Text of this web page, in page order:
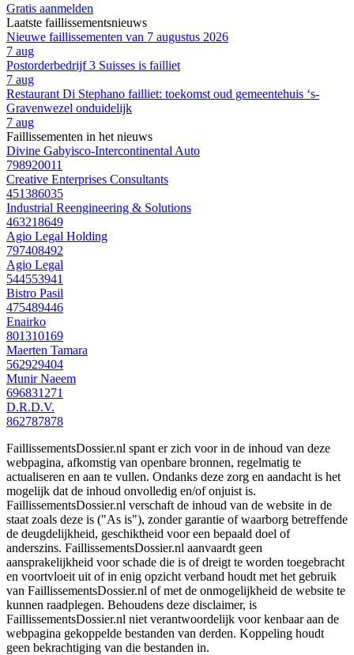
Gratis aanmelden
Laatste faillissementsnieuws
Nieuwe faillissementen van 7 augustus 2026
7 aug
Postorderbedrijf 3 Suisses is failliet
7 aug
Restaurant Di Stephano failliet: toekomst oud gemeentehuis ‘s-
Gravenwezel onduidelijk
7 aug
Faillissementen in het nieuws
Divine Gabyisco-Intercontinental Auto
798920011
Creative Enterprises Consultants
451386035
Industrial Reengineering & Solutions
463218649
Agio Legal Holding
797408492
Agio Legal
544553941
Bistro Pasil
475489446
Enairko
801310169
Maerten Tamara
562929404
Munir Naeem
696831271
D.R.D.V.
862787878
FaillissementsDossier.nl spant er zich voor in de inhoud van deze
webpagina, afkomstig van openbare bronnen, regelmatig te
actualiseren en aan te vullen. Ondanks deze zorg en aandacht is het
mogelijk dat de inhoud onvolledig en/of onjuist is.
FaillissementsDossier.nl verschaft de inhoud van de website in de
staat zoals deze is ("As is"), zonder garantie of waarborg betreffende
de deugdelijkheid, geschiktheid voor een bepaald doel of
anderszins. FaillissementsDossier.nl aanvaardt geen
aansprakelijkheid voor schade die is of dreigt te worden toegebracht
en voortvloeit uit of in enig opzicht verband houdt met het gebruik
van FaillissementsDossier.nl of met de onmogelijkheid de website te
kunnen raadplegen. Behoudens deze disclaimer, is
FaillissementsDossier.nl niet verantwoordelijk voor kenbaar aan de
webpagina gekoppelde bestanden van derden. Koppeling houdt
geen bekrachtiging van die bestanden in.